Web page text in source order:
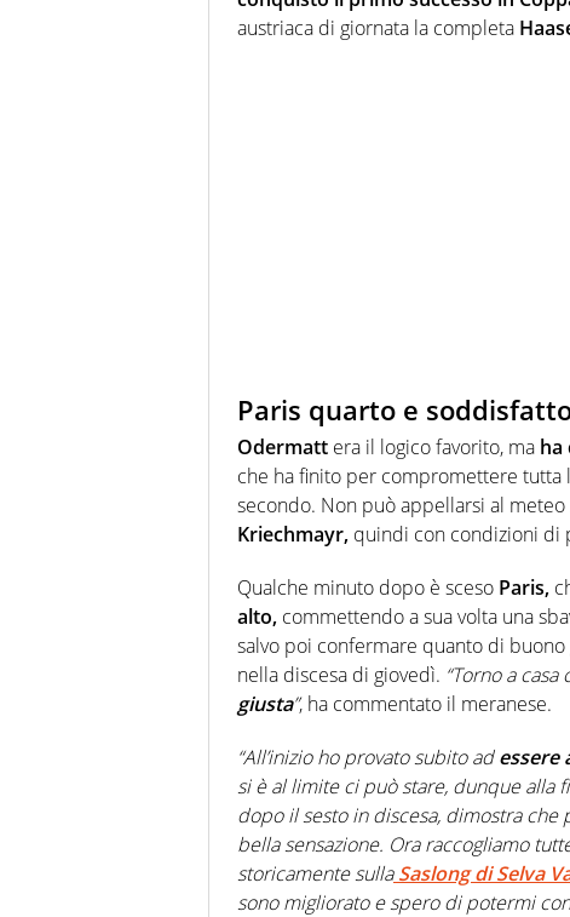
austriaca di giornata la completa
Paris quarto e
Odermatt era il logico favorito, ma ha
che ha finito per compromettere tutta
secondo. Non può appellarsi al
Kriechmayr, quindi con condizioni di
Qualche minuto dopo è sceso Paris,
alto, commettendo a sua volta una
salvo poi confermare quanto di
nella discesa di giovedì. “Torno a
giusta”, ha commentato il meranese.
“All’inizio ho provato subito adessere
si è al limite ci può stare, dunque alla
dopo il sesto in discesa, dimostra che
bella sensazione. Ora raccogliamo
storicamente sullaSaslong di Selva
sono migliorato e spero di potermi